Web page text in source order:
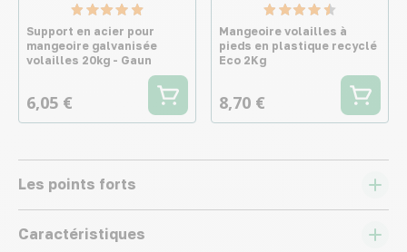
Support en acier pour
mangeoire galvanisée
volailles 20kg - Gaun
6,05 €
Mangeoire volailles à
pieds en plastique recyclé
Eco 2Kg
8,70 €
Les points forts
Caractéristiques